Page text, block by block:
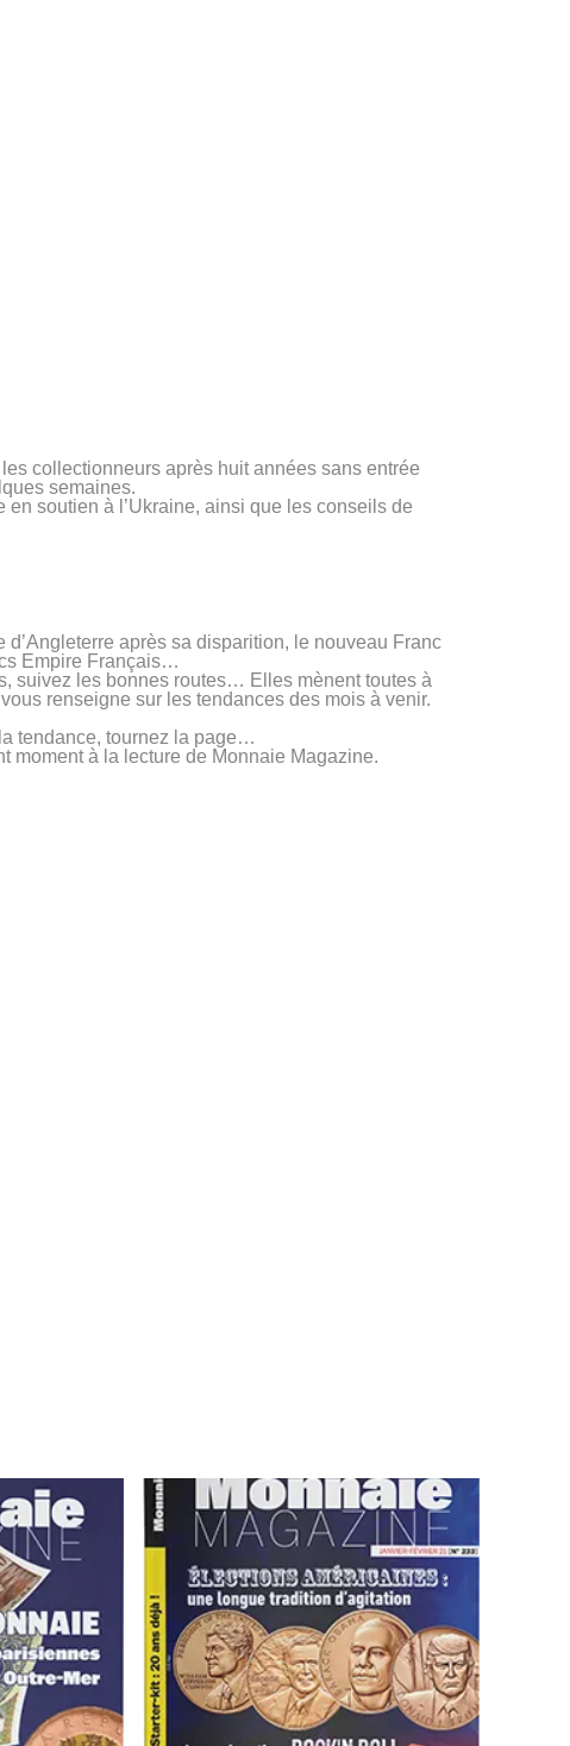
collectionneurs après huit années sans entrée
semaines.
soutien à l’Ukraine, ainsi que les conseils de
après sa disparition, le nouveau Franc
Empire Français…
suivez les bonnes routes… Elles mènent toutes à
renseigne sur les tendances des mois à venir.
tendance, tournez la page…
moment à la lecture de Monnaie Magazine.